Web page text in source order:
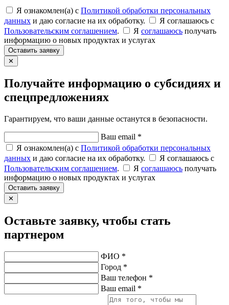
Я ознакомлен(а) с Политикой обработки персональных
данных и даю согласие на их обработку.
Я соглашаюсь c
Пользовательским соглашением. Я соглашаюсь получать
информацию о новых продуктах и услугах
Оставить заявку
✕
Получайте информацию о субсидиях и
спецпредложениях
Гарантируем, что ваши данные останутся в безопасности.
Ваш email *
Я ознакомлен(а) с Политикой обработки персональных
данных и даю согласие на их обработку.
Я соглашаюсь c
Пользовательским соглашением. Я соглашаюсь получать
информацию о новых продуктах и услугах
Оставить заявку
✕
Оставьте заявку, чтобы стать
партнером
ФИО *
Город *
Ваш телефон *
Ваш email *